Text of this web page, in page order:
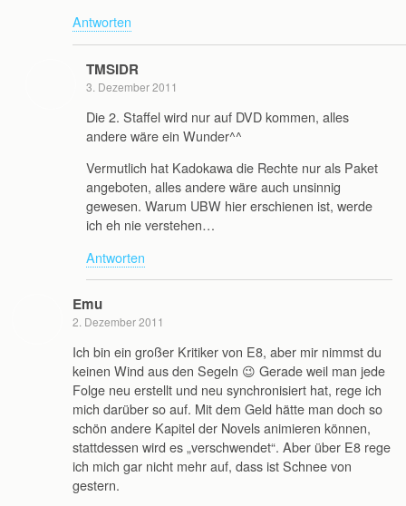
Antworten
TMSIDR
3. Dezember 2011
Die 2. Staffel wird nur auf DVD kommen, alles
andere wäre ein Wunder^^
Vermutlich hat Kadokawa die Rechte nur als Paket
angeboten, alles andere wäre auch unsinnig
gewesen. Warum UBW hier erschienen ist, werde
ich eh nie verstehen…
Antworten
Emu
2. Dezember 2011
Ich bin ein großer Kritiker von E8, aber mir nimmst du
keinen Wind aus den Segeln 😉 Gerade weil man jede
Folge neu erstellt und neu synchronisiert hat, rege ich
mich darüber so auf. Mit dem Geld hätte man doch so
schön andere Kapitel der Novels animieren können,
stattdessen wird es „verschwendet“. Aber über E8 rege
ich mich gar nicht mehr auf, dass ist Schnee von
gestern.